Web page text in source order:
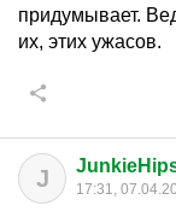
придумывает.
их, этих ужасов.
J 17:31,